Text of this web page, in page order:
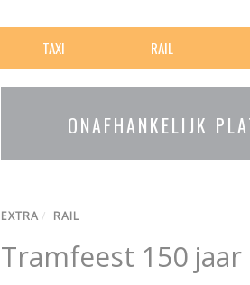
TAXI RAIL
ONAFHANKELIJK
EXTRA / RAIL
Tramfeest 150